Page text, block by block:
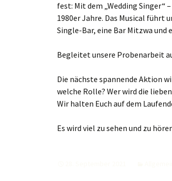
fest: Mit dem „Wedding Singer“
1980er Jahre. Das Musical führt
Single-Bar, eine Bar Mitzwa und
Begleitet unsere Probenarbeit
Die nächste spannende Aktion
welche Rolle? Wer wird die
Wir halten Euch auf dem
Es wird viel zu sehen und zu